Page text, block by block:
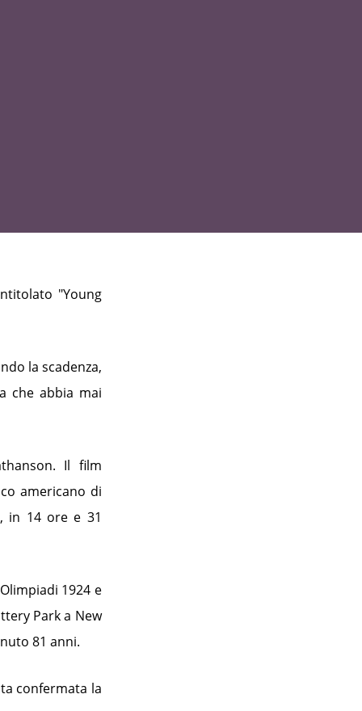
"Young
la scadenza,
che abbia mai
Il film
americano di
in 14 ore e 31
1924 e
Park a New
81 anni.
confermata la